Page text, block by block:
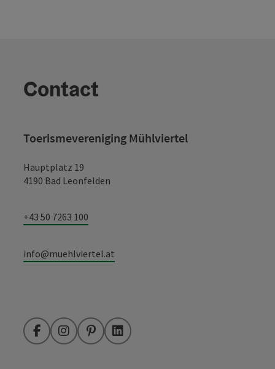
Contact
Toerismevereniging Mühlviertel
Hauptplatz 19
4190 Bad Leonfelden
+43 50 7263 100
info@muehlviertel.at
FacebookInstagramPinterestLinkedIn